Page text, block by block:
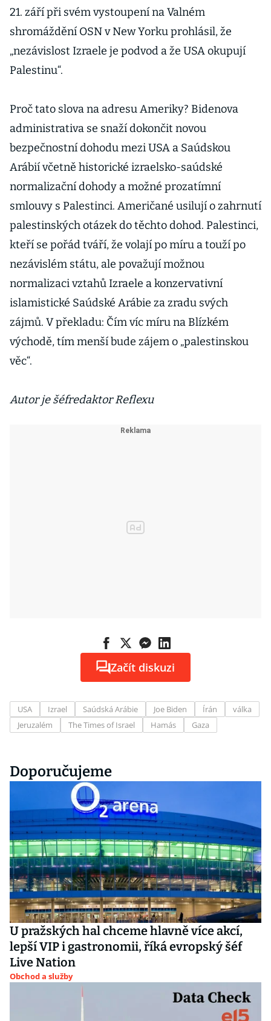
21. září při svém vystoupení na Valném
shromáždění OSN v New Yorku prohlásil, že
„nezávislost Izraele je podvod a že USA okupují
Palestinu“.
Proč tato slova na adresu Ameriky? Bidenova
administrativa se snaží dokončit novou
bezpečnostní dohodu mezi USA a Saúdskou
Arábií včetně historické izraelsko-saúdské
normalizační dohody a možné prozatímní
smlouvy s Palestinci. Američané usilují o zahrnutí
palestinských otázek do těchto dohod. Palestinci,
kteří se pořád tváří, že volají po míru a touží po
nezávislém státu, ale považují možnou
normalizaci vztahů Izraele a konzervativní
islamistické Saúdské Arábie za zradu svých
zájmů. V překladu: Čím víc míru na Blízkém
východě, tím menší bude zájem o „palestinskou
věc“.
Autor je šéfredaktor Reflexu
Začít diskuzi
USA Izrael Saúdská Arábie Joe Biden Írán
válka
Jeruzalém
The Times of Israel Hamás Gaza
Doporučujeme
U pražských hal chceme hlavně více akcí,
lepší VIP i gastronomii, říká evropský šéf
Live Nation
Obchod a služby